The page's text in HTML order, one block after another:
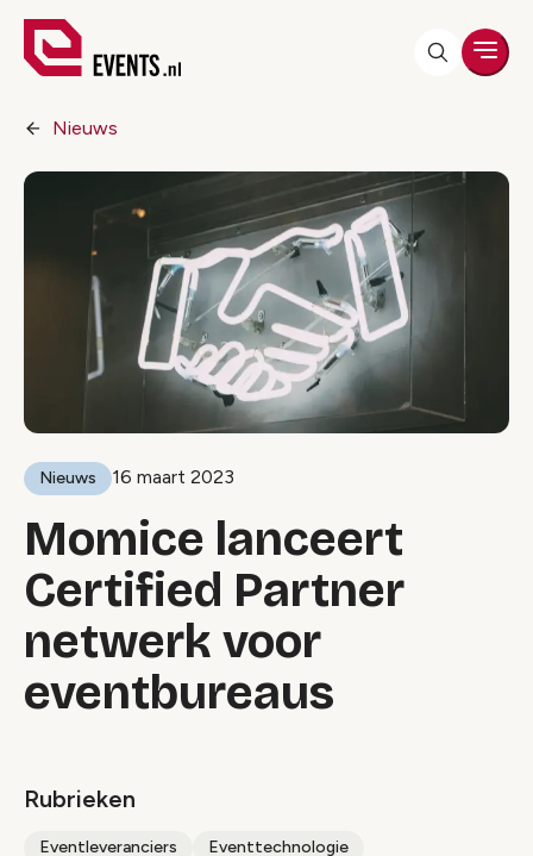
Nieuws
Nieuws 16 maart 2023
Momice lanceert
Certified Partner
netwerk voor
eventbureaus
Rubrieken
Eventleveranciers Eventtechnologie